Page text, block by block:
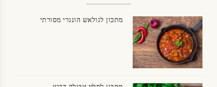
מתכון לגולאש הונגרי מסורתי